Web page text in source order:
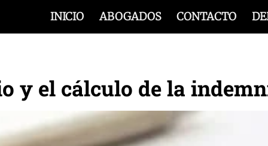
INICIO ABOGADOS CONTACTO
y el cálculo de la